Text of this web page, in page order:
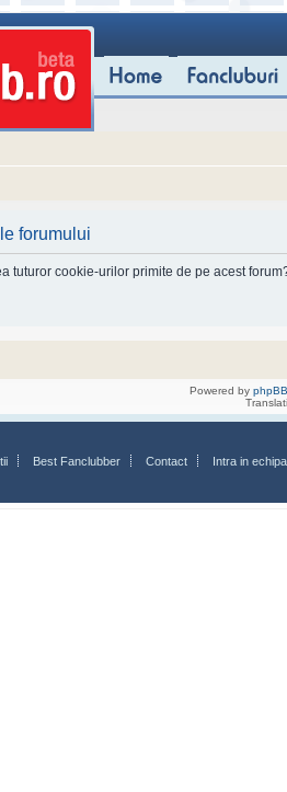
forumului
tuturor cookie-urilor primite de pe acest
Powered by phpBB
Best Fanclubber Contact Intra in